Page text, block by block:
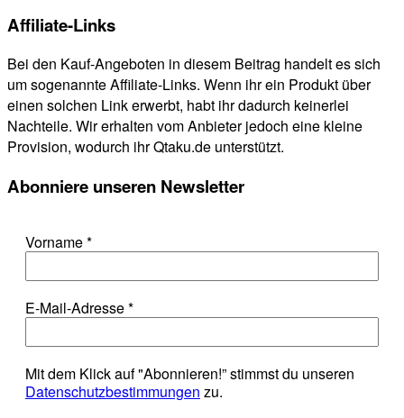
Affiliate-Links
Bei den Kauf-Angeboten in diesem Beitrag handelt es sich
um sogenannte Affiliate-Links. Wenn ihr ein Produkt über
einen solchen Link erwerbt, habt ihr dadurch keinerlei
Nachteile. Wir erhalten vom Anbieter jedoch eine kleine
Provision, wodurch ihr Qtaku.de unterstützt.
Abonniere unseren Newsletter
Vorname*
E-Mail-Adresse*
Mit dem Klick auf "Abonnieren!” stimmst du unseren
Datenschutzbestimmungen zu.